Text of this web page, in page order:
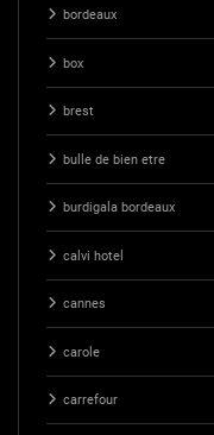
bordeaux
box
brest
bulle de bien etre
burdigala bordeaux
calvi hotel
cannes
carole
carrefour